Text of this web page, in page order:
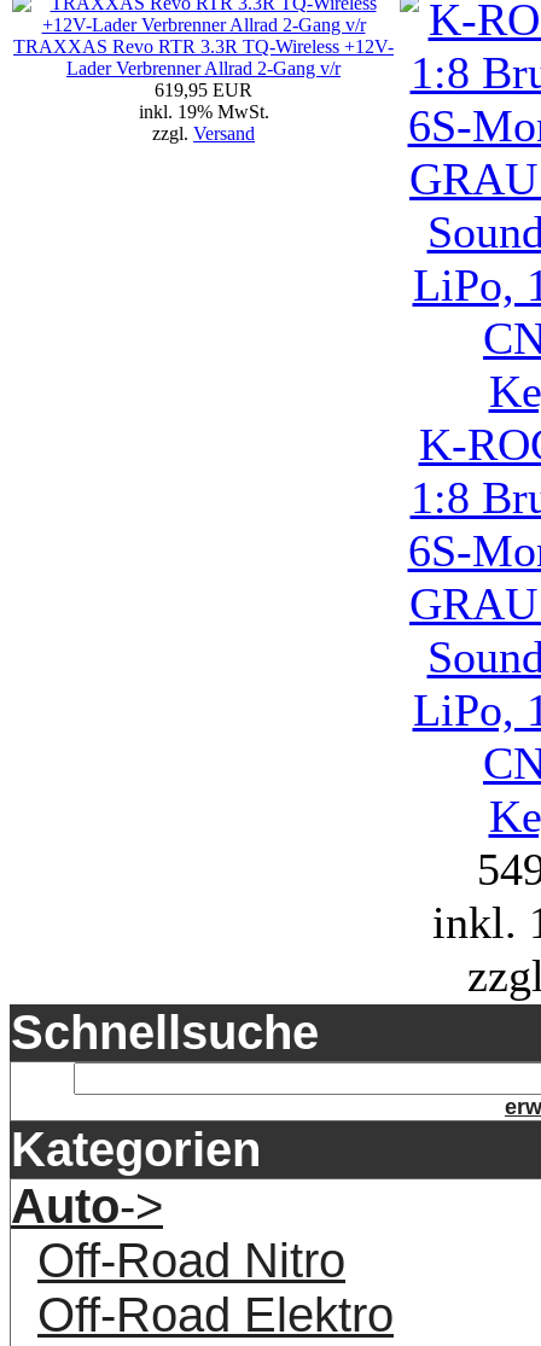
TRAXXAS Revo RTR 3.3R TQ-Wireless +12V-
Lader Verbrenner Allrad 2-Gang v/r
619,95 EUR
inkl. 19% MwSt.
zzgl. Versand
K-
1:8
6S-
LiPo,
inkl.
Schnellsuche
Kategorien
Auto->
Off-Road Nitro
Off-Road Elektro